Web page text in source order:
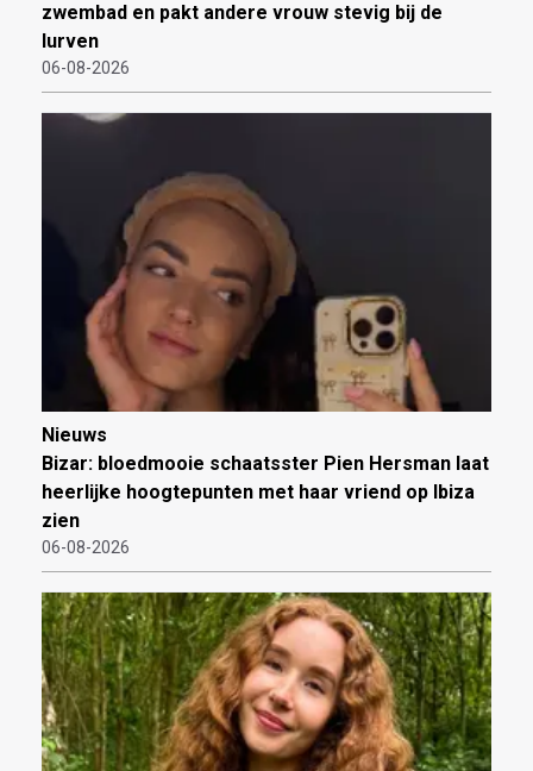
zwembad en pakt andere vrouw stevig bij de
lurven
06-08-2026
Nieuws
Bizar: bloedmooie schaatsster Pien Hersman laat
heerlijke hoogtepunten met haar vriend op Ibiza
zien
06-08-2026